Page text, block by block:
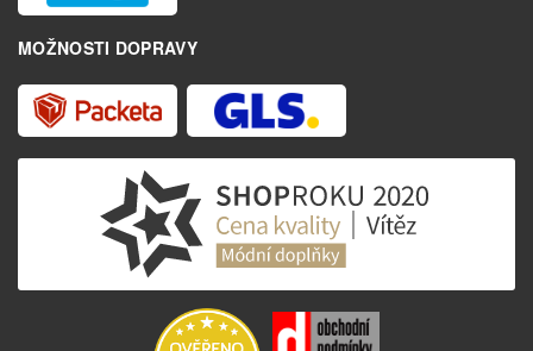
MOŽNOSTI DOPRAVY